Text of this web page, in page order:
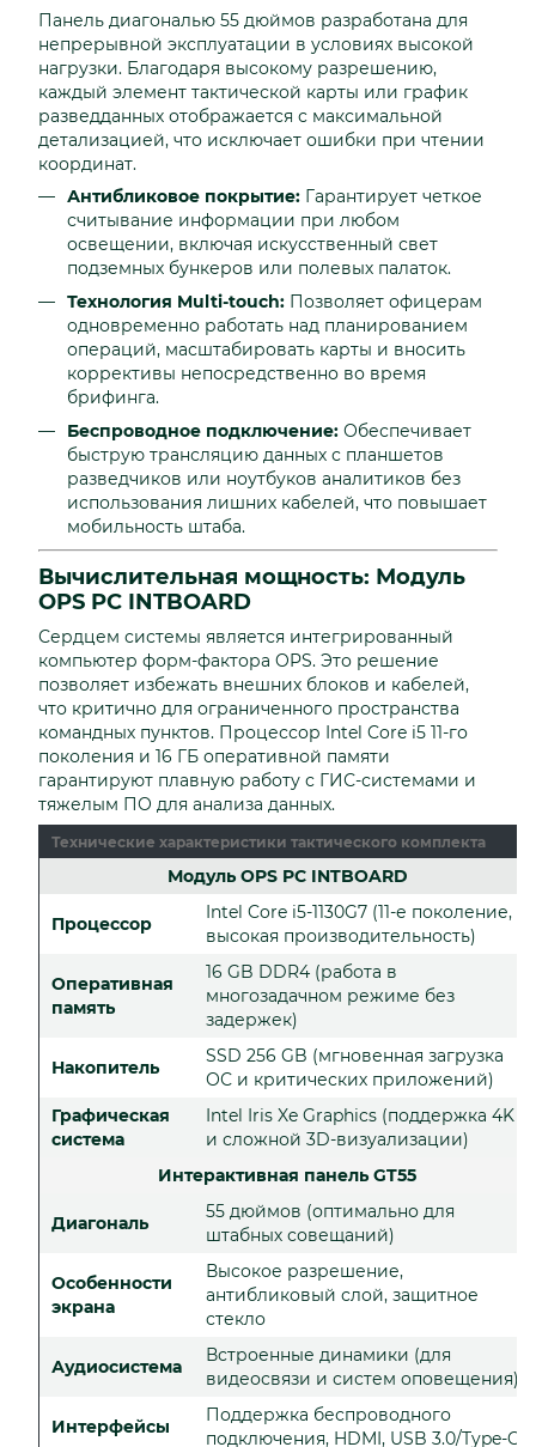
Панель диагональю 55 дюймов разработана для
непрерывной эксплуатации в условиях высокой
нагрузки. Благодаря высокому разрешению,
каждый элемент тактической карты или график
разведданных отображается с максимальной
детализацией, что исключает ошибки при чтении
координат.
Антибликовое покрытие: Гарантирует четкое
считывание информации при любом
освещении, включая искусственный свет
подземных бункеров или полевых палаток.
Технология Multi-touch: Позволяет офицерам
одновременно работать над планированием
операций, масштабировать карты и вносить
коррективы непосредственно во время
брифинга.
Беспроводное подключение: Обеспечивает
быструю трансляцию данных с планшетов
разведчиков или ноутбуков аналитиков без
использования лишних кабелей, что повышает
мобильность штаба.
Вычислительная мощность: Модуль
OPS PC INTBOARD
Сердцем системы является интегрированный
компьютер форм-фактора OPS. Это решение
позволяет избежать внешних блоков и кабелей,
что критично для ограниченного пространства
командных пунктов. Процессор Intel Core i5 11-го
поколения и 16 ГБ оперативной памяти
гарантируют плавную работу с ГИС-системами и
тяжелым ПО для анализа данных.
Технические характеристики тактического комплекта
Модуль OPS PC INTBOARD
Процессор
Intel Core i5-1130G7 (11-е поколение,
высокая производительность)
Оперативная
память
16 GB DDR4 (работа в
многозадачном режиме без
задержек)
Накопитель
SSD 256 GB (мгновенная загрузка
ОС и критических приложений)
Графическая
система
Intel Iris Xe Graphics (поддержка 4K
и сложной 3D-визуализации)
Интерактивная панель GT55
Диагональ
55 дюймов (оптимально для
штабных совещаний)
Особенности
экрана
Высокое разрешение,
антибликовый слой, защитное
стекло
Аудиосистема
Встроенные динамики (для
видеосвязи и систем оповещения)
Интерфейсы
Поддержка беспроводного
подключения, HDMI, USB 3.0/Type-C